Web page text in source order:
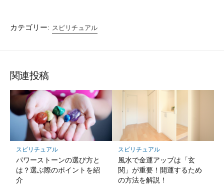
カテゴリー: スピリチュアル
関連投稿
スピリチュアル
パワーストーンの選び方と
は？選ぶ際のポイントを紹
介
スピリチュアル
風水で金運アップは「玄
関」が重要！開運するため
の方法を解説！